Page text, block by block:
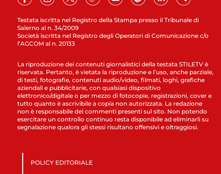
Testata iscritta nel Registro della Stampa presso il Tribunale di
Salerno al n. 34/2009
Società iscritta nel Registro degli Operatori di Comunicazione c/o
l’AGCOM al n. 20133
La riproduzione dei contenuti giornalistici della testata STILETV è
riservata. Pertanto, è vietata la riproduzione e l’uso, anche parziale,
di testi, fotografie, contenuti audio/video, filmati, loghi, grafiche
aziendali e pubblicitarie, con qualsiasi dispositivo
elettronico/digitale o per mezzo di fotocopie, registrazioni, cover e
tutto quanto è ascrivibile a copia non autorizzata. La redazione
non è responsabile dei commenti presenti sul sito. Non potendo
esercitare un controllo continuo resta disponibile ad eliminarli su
segnalazione qualora gli stessi risultano offensivi e oltraggiosi.
POLICY EDITORIALE